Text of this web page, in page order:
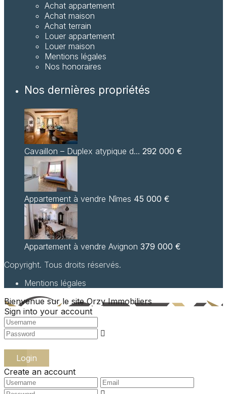
Achat appartement
Achat maison
Achat terrain
Louer appartement
Louer maison
Mentions légales
Nos honoraires
Nos dernières propriétés
Cavaillon – Duplex atypique d... 292 000 €
Appartement à vendre Nîmes 45 000 €
Appartement à vendre Avignon 379 000 €
Copyright. Tous droits réservés.
Mentions légales
Bienvenue sur le site Orzy Immobiliers
Sign into your account
Login
Create an account